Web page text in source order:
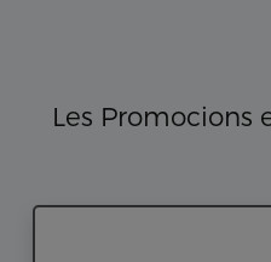
Les Promocions